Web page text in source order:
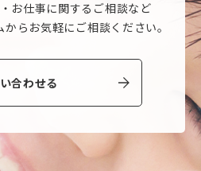
お仕事に関するご相談など
から お気軽にご相談ください。
合わせる